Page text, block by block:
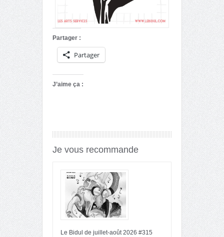
Partager :
Partager
J’aime ça :
Je vous recommande
Le Bidul de juillet-août 2026 #315